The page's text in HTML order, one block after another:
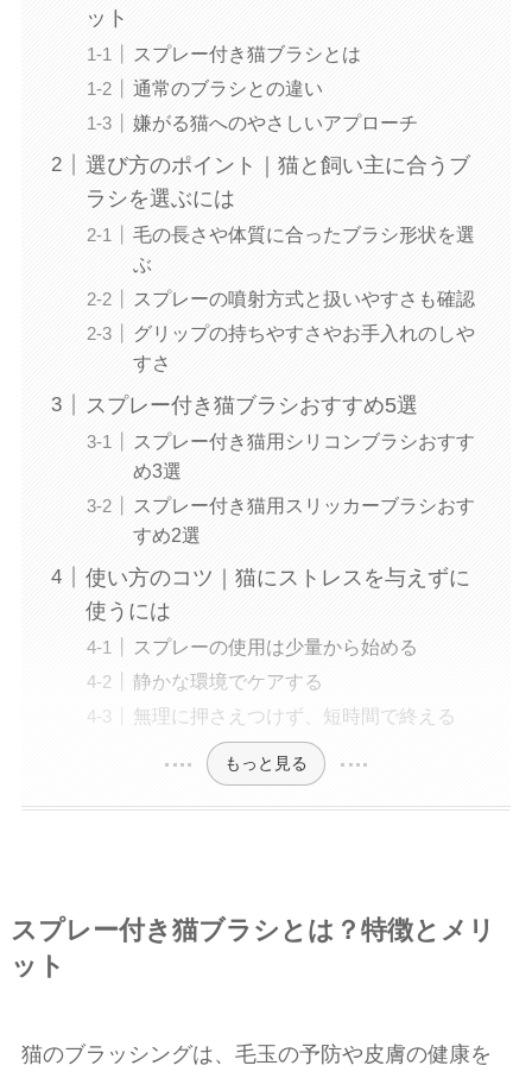
ット
スプレー付き猫ブラシとは
通常のブラシとの違い
嫌がる猫へのやさしいアプローチ
選び方のポイント｜猫と飼い主に合うブ
ラシを選ぶには
毛の長さや体質に合ったブラシ形状を選
ぶ
スプレーの噴射方式と扱いやすさも確認
グリップの持ちやすさやお手入れのしや
すさ
スプレー付き猫ブラシおすすめ5選
スプレー付き猫用シリコンブラシおすす
め3選
スプレー付き猫用スリッカーブラシおす
すめ2選
使い方のコツ｜猫にストレスを与えずに
使うには
スプレーの使用は少量から始める
静かな環境でケアする
無理に押さえつけず、短時間で終える
もっと見る
スプレー付き猫ブラシとは？特徴とメリ
ット
猫のブラッシングは、毛玉の予防や皮膚の健康を